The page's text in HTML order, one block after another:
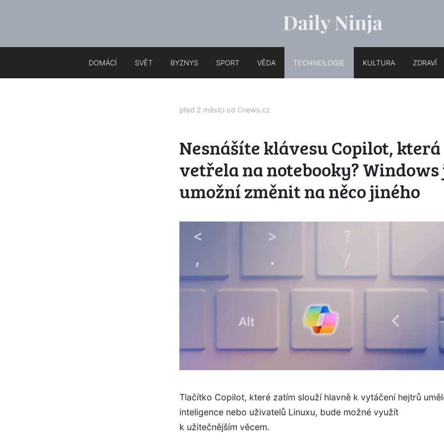
DOMÁCÍ SVĚT BYZNYS SPORT VĚDA TECHNOLOGIE KULTURA ZDRAVÍ
před 2 měsíci od Cnews.cz
Nesnášíte klávesu Copilot, která
vetřela na notebooky?
umožní změnit na něco jiného
Tlačítko Copilot, které zatím slouží hlavně k vytáčení hejtrů
inteligence nebo uživatelů Linuxu, bude možné využít
k užitečnějším věcem.